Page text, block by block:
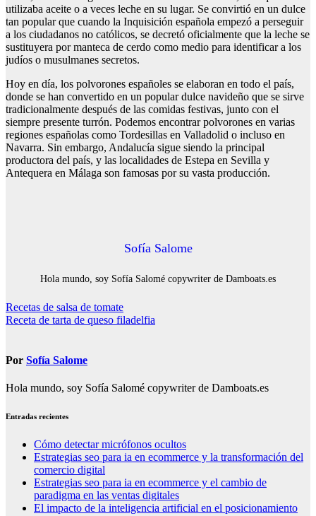
utilizaba aceite o a veces leche en su lugar. Se convirtió en un dulce
tan popular que cuando la Inquisición española empezó a perseguir
a los ciudadanos no católicos, se decretó oficialmente que la leche se
sustituyera por manteca de cerdo como medio para identificar a los
judíos o musulmanes secretos.
Hoy en día, los polvorones españoles se elaboran en todo el país,
donde se han convertido en un popular dulce navideño que se sirve
tradicionalmente después de las comidas festivas, junto con el
siempre presente turrón. Podemos encontrar polvorones en varias
regiones españolas como Tordesillas en Valladolid o incluso en
Navarra. Sin embargo, Andalucía sigue siendo la principal
productora del país, y las localidades de Estepa en Sevilla y
Antequera en Málaga son famosas por su vasta producción.
Sofía Salome
Hola mundo, soy Sofía Salomé copywriter de Damboats.es
Navegación
de
Recetas de salsa de tomate
Receta de tarta de queso filadelfia
Por Sofía Salome
Hola mundo, soy Sofía Salomé copywriter de Damboats.es
Entradas recientes
Cómo detectar micrófonos ocultos
Estrategias seo para ia en ecommerce y la transformación del
comercio digital
Estrategias seo para ia en ecommerce y el cambio de
paradigma en las ventas digitales
El impacto de la inteligencia artificial en el posicionamiento